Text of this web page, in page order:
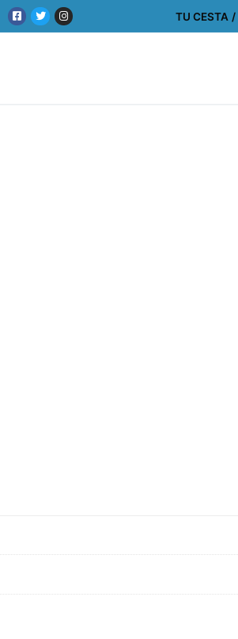
TU CESTA /